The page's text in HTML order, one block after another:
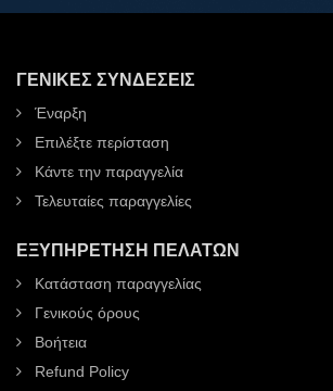
ΓΕΝΙΚΈΣ ΣΥΝΔΈΣΕΙΣ
Έναρξη
Επιλέξτε περίσταση
Κάντε την παραγγελία
Τελευταίες παραγγελίες
ΕΞΥΠΗΡΈΤΗΣΗ ΠΕΛΑΤΏΝ
Κατάσταση παραγγελίας
Γενικούς όρους
Βοήτεια
Refund Policy